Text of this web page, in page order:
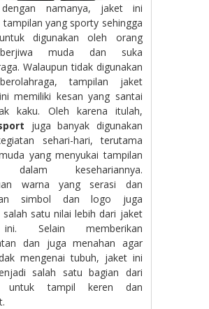
namanya, jaket ini
tampilan yang sporty sehingga
digunakan oleh orang
muda dan suka
Walaupun tidak digunakan
tampilan jaket
memiliki kesan yang santai
kaku. Oleh karena itulah,
juga banyak digunakan
sehari-hari, terutama
yang menyukai tampilan
dalam kesehariannya.
warna yang serasi dan
simbol dan logo juga
satu nilai lebih dari jaket
Selain memberikan
dan juga menahan agar
mengenai tubuh, jaket ini
salah satu bagian dari
untuk tampil keren dan